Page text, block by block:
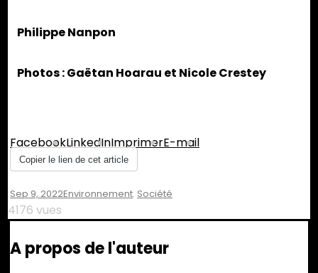
Philippe Nanpon
Photos : Gaëtan Hoarau et Nicole Crestey
FacebookLinkedInImprimerE-mail
Copier le lien de cet article
Sep 9, 2022Environnement, Société
4176 vues
A propos de l'auteur